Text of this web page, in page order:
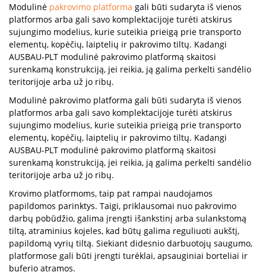
Modulinė pakrovimo platforma gali būti sudaryta iš vienos
platformos arba gali savo komplektacijoje turėti atskirus
sujungimo modelius, kurie suteikia prieigą prie transporto
elementų, kopėčių, laiptelių ir pakrovimo tiltų. Kadangi
AUSBAU-PLT modulinė pakrovimo platformą skaitosi
surenkamą konstrukciją, jei reikia, ją galima perkelti sandėlio
teritorijoje arba už jo ribų.
Modulinė pakrovimo platforma gali būti sudaryta iš vienos
platformos arba gali savo komplektacijoje turėti atskirus
sujungimo modelius, kurie suteikia prieigą prie transporto
elementų, kopėčių, laiptelių ir pakrovimo tiltų. Kadangi
AUSBAU-PLT modulinė pakrovimo platformą skaitosi
surenkamą konstrukciją, jei reikia, ją galima perkelti sandėlio
teritorijoje arba už jo ribų.
Krovimo platformoms, taip pat rampai naudojamos
papildomos parinktys. Taigi, priklausomai nuo pakrovimo
darbų pobūdžio, galima įrengti išankstinį arba sulankstomą
tiltą, atraminius kojeles, kad būtų galima reguliuoti aukštį,
papildomą vyrių tiltą. Siekiant didesnio darbuotojų saugumo,
platformose gali būti įrengti turėklai, apsauginiai borteliai ir
buferio atramos.